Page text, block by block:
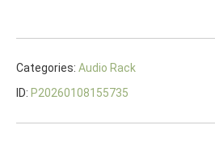
Categories: Audio Rack
ID: P20260108155735